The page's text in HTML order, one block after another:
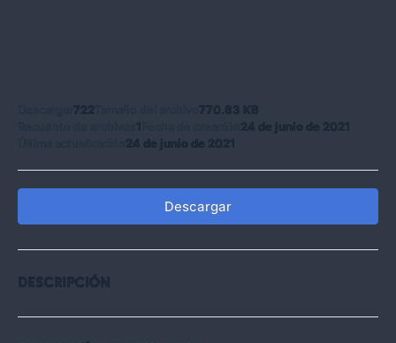
722
770.83 KB
1
24 de junio de 2021
24 de junio de 2021
Descargar
DESCRIPCIÓN